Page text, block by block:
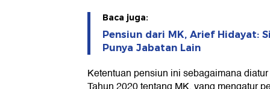
Baca juga:
Pensiun dari MK, Arief Hidayat:
Punya Jabatan Lain
Ketentuan pensiun ini sebagaimana